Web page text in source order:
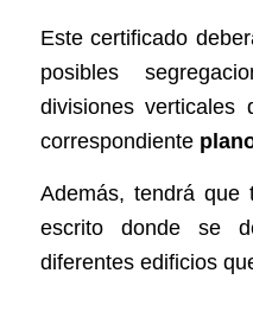
Este certificado
posibles
divisiones
correspondiente
Además, tendrá
escrito donde se
diferentes edificios